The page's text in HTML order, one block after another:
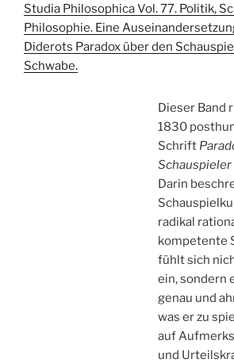
Studia Philosophica Vol. 77. Politik,
Philosophie. Eine
Diderots Paradox über den
Schwabe.
Dieser Band
1830
Schrift
Schauspieler
Darin
radikal
kompetente
fühlt sich
ein, sondern
genau und
was er zu
auf
und